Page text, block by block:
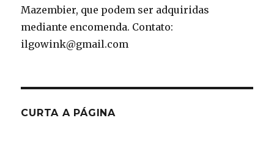
Mazembier, que podem ser adquiridas
mediante encomenda. Contato:
ilgowink@gmail.com
CURTA A PÁGINA